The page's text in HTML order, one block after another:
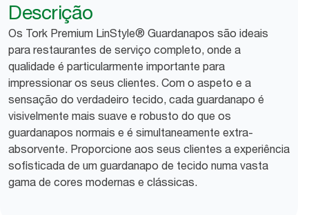
Descrição
Os Tork Premium LinStyle® Guardanapos são ideais
para restaurantes de serviço completo, onde a
qualidade é particularmente importante para
impressionar os seus clientes. Com o aspeto e a
sensação do verdadeiro tecido, cada guardanapo é
visivelmente mais suave e robusto do que os
guardanapos normais e é simultaneamente extra-
absorvente. Proporcione aos seus clientes a experiência
sofisticada de um guardanapo de tecido numa vasta
gama de cores modernas e clássicas.